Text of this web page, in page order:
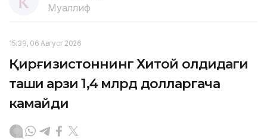
Муаллиф
15:39, 06 Август 2026
Қирғизистоннинг Хитой олдидаги
ташқи қарзи 1,4 млрд долларгача
камайди